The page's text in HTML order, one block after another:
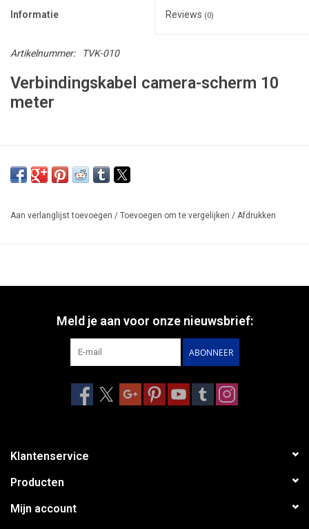
Informatie Reviews (0)
Artikelnummer: TVK-010
Verbindingskabel camera-scherm 10
meter
Aan verlanglijst toevoegen / Toevoegen om te vergelijken / Afdrukken
Meld je aan voor onze nieuwsbrief:
ABONNEER
Klantenservice
Producten
Mijn account